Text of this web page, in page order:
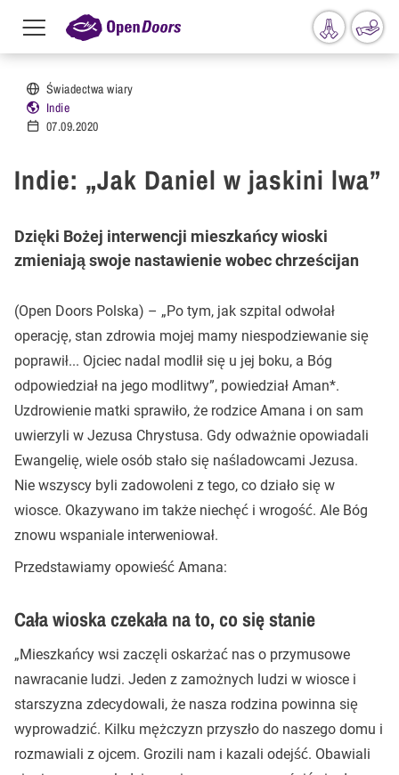
Przejdź do treści
Menu
toggle
Świadectwa wiary
Indie
07.09.2020
Indie: „Jak Daniel w jaskini lwa”
Dzięki Bożej interwencji mieszkańcy wioski
zmieniają swoje nastawienie wobec chrześcijan
(Open Doors Polska) – „Po tym, jak szpital odwołał
operację, stan zdrowia mojej mamy niespodziewanie się
poprawił... Ojciec nadal modlił się u jej boku, a Bóg
odpowiedział na jego modlitwy”, powiedział Aman*.
Uzdrowienie matki sprawiło, że rodzice Amana i on sam
uwierzyli w Jezusa Chrystusa. Gdy odważnie opowiadali
Ewangelię, wiele osób stało się naśladowcami Jezusa.
Nie wszyscy byli zadowoleni z tego, co działo się w
wiosce. Okazywano im także niechęć i wrogość. Ale Bóg
znowu wspaniale interweniował.
Przedstawiamy opowieść Amana:
Cała wioska czekała na to, co się stanie
„Mieszkańcy wsi zaczęli oskarżać nas o przymusowe
nawracanie ludzi. Jeden z zamożnych ludzi w wiosce i
starszyzna zdecydowali, że nasza rodzina powinna się
wyprowadzić. Kilku mężczyzn przyszło do naszego domu i
rozmawiali z ojcem. Grozili nam i kazali odejść. Obawiali